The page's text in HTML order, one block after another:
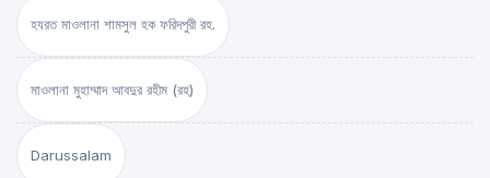
হযরত মাওলানা শামসুল হক ফরিদপুরী রহ.
মাওলানা মুহাম্মাদ আবদুর রহীম (রহ)
Darussalam